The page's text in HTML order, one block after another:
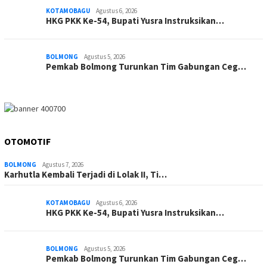
KOTAMOBAGU Agustus 6, 2026
HKG PKK Ke-54, Bupati Yusra Instruksikan…
BOLMONG Agustus 5, 2026
Pemkab Bolmong Turunkan Tim Gabungan Ceg…
OTOMOTIF
BOLMONG Agustus 7, 2026
Karhutla Kembali Terjadi di Lolak II, Ti…
KOTAMOBAGU Agustus 6, 2026
HKG PKK Ke-54, Bupati Yusra Instruksikan…
BOLMONG Agustus 5, 2026
Pemkab Bolmong Turunkan Tim Gabungan Ceg…